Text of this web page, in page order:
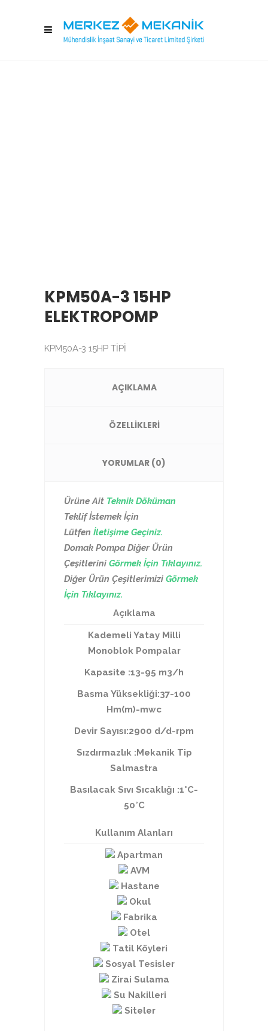
KPM50A-3 15HP
ELEKTROPOMP
KPM50A-3 15HP TİPİ
AÇIKLAMA
ÖZELLİKLERİ
YORUMLAR (0)
Ürüne Ait Teknik Döküman
Teklif İstemek İçin
Lütfen İletişime Geçiniz.
Domak Pompa Diğer Ürün
Çeşitlerini Görmek İçin Tıklayınız.
Diğer Ürün Çeşitlerimizi Görmek
İçin Tıklayınız.
Açıklama
Kademeli Yatay Milli
Monoblok Pompalar
Kapasite :13-95 m3/h
Basma Yüksekliği:37-100
Hm(m)-mwc
Devir Sayısı:2900 d/d-rpm
Sızdırmazlık :Mekanik Tip
Salmastra
Basılacak Sıvı Sıcaklığı :1°C-
50°C
Kullanım Alanları
Apartman
AVM
Hastane
Okul
Fabrika
Otel
Tatil Köyleri
Sosyal Tesisler
Zirai Sulama
Su Nakilleri
Siteler